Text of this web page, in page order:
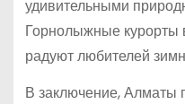
удивительными
Горнолыжные курорты
радуют любителей
В заключение, Алматы